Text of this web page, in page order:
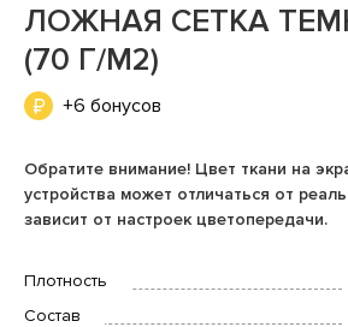
ЛОЖНАЯ СЕТКА
(70 Г/М2)
+6 бонусов
Обратите внимание! Цвет ткани на
устройства может отличаться от
зависит от настроек цветопередачи.
Плотность
Состав